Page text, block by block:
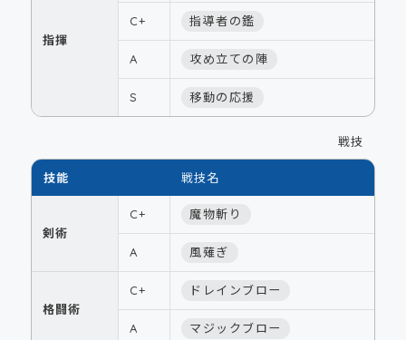
指揮
C+ 指導者の鑑
A 攻め立ての陣
S 移動の応援
戦技
技能 戦技名
剣術
C+ 魔物斬り
A 風薙ぎ
格闘術
C+ ドレインブロー
A マジックブロー